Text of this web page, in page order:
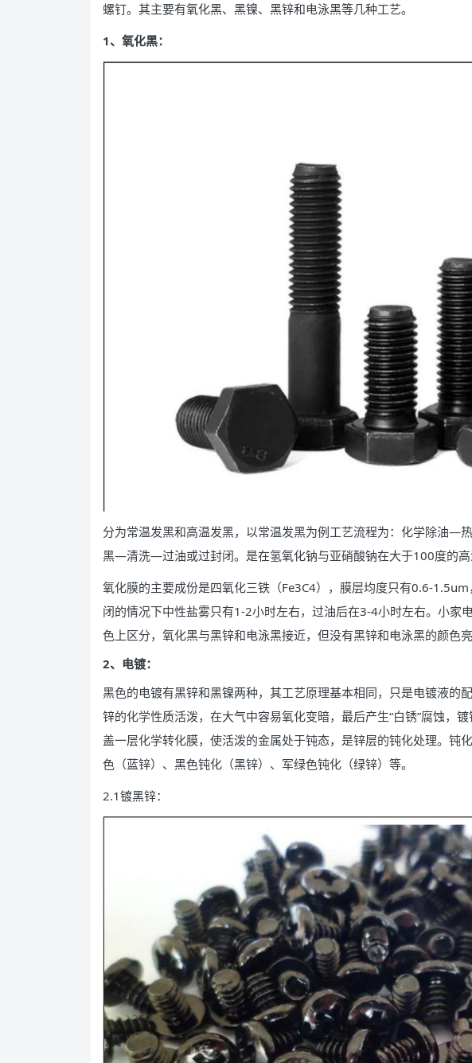
螺钉。其主要有氧化黑、黑镍、黑锌和电泳黑等几种工艺。
1、氧化黑：
分为常温发黑和高温发黑，以常温发黑为例工艺流程为：化学除
黑—清洗—过油或过封闭。是在氢氧化钠与亚硝酸钠在大于100度的高
氧化膜的主要成份是四氧化三铁（Fe3C4），膜层均度只有0.6-
闭的情况下中性盐雾只有1-2小时左右，过油后在3-4小时左右。小家
色上区分，氧化黑与黑锌和电泳黑接近，但没有黑锌和电泳黑的颜色亮
2、电镀：
黑色的电镀有黑锌和黑镍两种，其工艺原理基本相同，只是电镀液的
锌的化学性质活泼，在大气中容易氧化变暗，最后产生“白锈”腐蚀，
盖一层化学转化膜，使活泼的金属处于钝态，是锌层的钝化处理。钝
色（蓝锌）、黑色钝化（黑锌）、军绿色钝化（绿锌）等。
2.1镀黑锌：